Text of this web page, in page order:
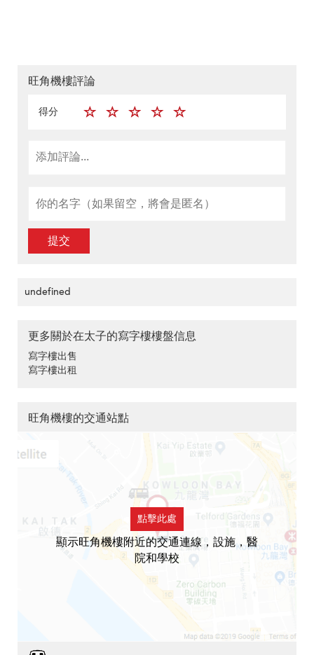
旺角機樓評論
得分
提交
undefined
更多關於在太子的寫字樓樓盤信息
寫字樓出售
寫字樓出租
旺角機樓的交通站點
點擊此處
顯示旺角機樓附近的交通連線，設施，醫
院和學校